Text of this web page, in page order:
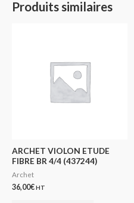
Produits similaires
ARCHET VIOLON ETUDE
FIBRE BR 4/4 (437244)
Archet
36,00€HT